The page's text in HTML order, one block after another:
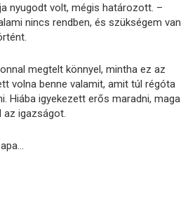
nyugodt volt, mégis határozott. –
nincs rendben, és szükségem van
megtelt könnyel, mintha ez az
volna benne valamit, amit túl régóta
Hiába igyekezett erős maradni, maga
igazságot.